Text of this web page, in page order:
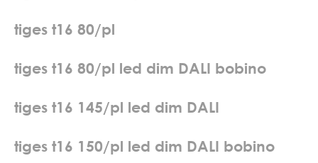
tiges t16 80/pl
tiges t16 80/pl led dim DALI bobino
tiges t16 145/pl led dim DALI
tiges t16 150/pl led dim DALI bobino